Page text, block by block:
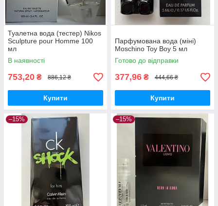
Туалетна вода (тестер) Nikos
Sculpture pour Homme 100
мл
В наявності
753,20 ₴ 886,12 ₴
Купити
Парфумована вода (міні)
Moschino Toy Boy 5 мл
Готово до відправки
377,96 ₴ 444,66 ₴
Купити
–15% –15%